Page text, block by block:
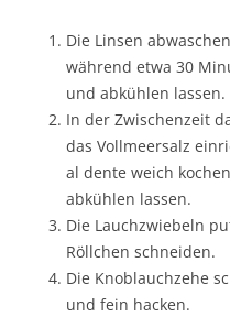
Die Linsen
während etwa 30
und abkühlen lassen.
In der Zwischenzeit
das Vollmeersalz
al dente weich
abkühlen lassen.
Die Lauchzwiebeln
Röllchen schneiden.
Die Knoblauchzehe
und fein hacken.